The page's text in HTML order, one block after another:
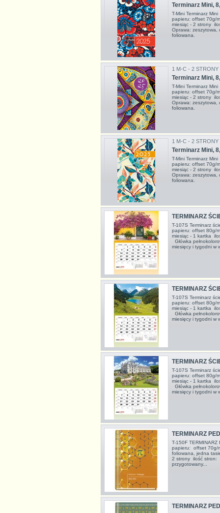
Terminarz Mini,
T-Mini Terminarz
papieru: offset 70g/
miesiąc - 2 strony
Oprawa: zeszytowa,
foliowana.
1 M-C - 2 STRONY
Terminarz Mini,
T-Mini Terminarz
papieru: offset 70g/
miesiąc - 2 strony
Oprawa: zeszytowa,
foliowana.
1 M-C - 2 STRONY
Terminarz Mini,
T-Mini Terminarz
papieru: offset 70g/
miesiąc - 2 strony
Oprawa: zeszytowa,
foliowana.
TERMINARZ
T-107S Terminarz
papieru: offset 80g/
miesiąc - 1 kartka
Główka
miesięcy i tygodni w
TERMINARZ
T-107S Terminarz
papieru: offset 80g/
miesiąc - 1 kartka
Główka
miesięcy i tygodni w
TERMINARZ
T-107S Terminarz
papieru: offset 80g/
miesiąc - 1 kartka
Główka
miesięcy i tygodni w
TERMINARZ
T-150F
papieru: offset 70g/
foliowana, jedna
2 strony ilość
przygotowany...
TERMINARZ